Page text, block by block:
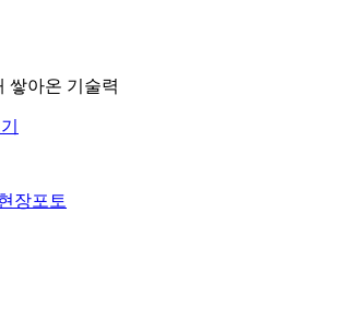
쌓아온 기술력
장포토